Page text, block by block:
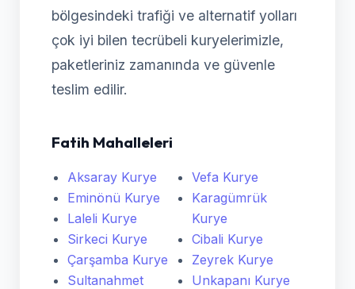
bölgesindeki trafiği ve alternatif yolları
çok iyi bilen tecrübeli kuryelerimizle,
paketleriniz zamanında ve güvenle
teslim edilir.
Fatih Mahalleleri
Aksaray Kurye
Eminönü Kurye
Laleli Kurye
Sirkeci Kurye
Çarşamba Kurye
Sultanahmet
Vefa Kurye
Karagümrük
Kurye
Cibali Kurye
Zeyrek Kurye
Unkapanı Kurye